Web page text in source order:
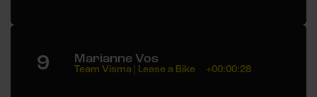
9 Marianne Vos
Team Visma | Lease a Bike +00:00:28